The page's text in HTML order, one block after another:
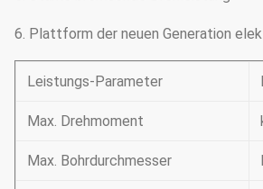
6. Plattform der neuen Generation
Leistungs-Parameter
Max. Drehmoment
Max. Bohrdurchmesser